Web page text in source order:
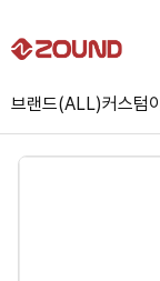
브랜드(ALL)커스텀